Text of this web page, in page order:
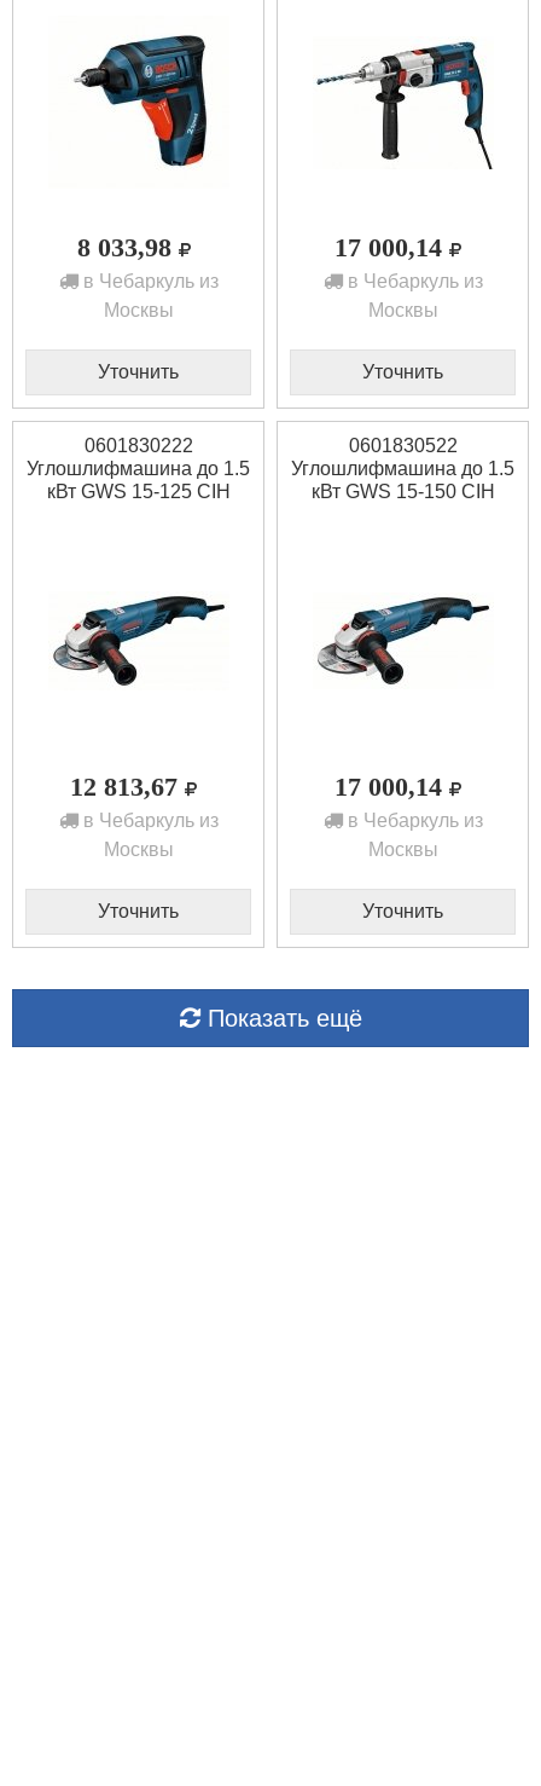
8 033,98
в Чебаркуль из
Москвы
Уточнить
17 000,14
в Чебаркуль из
Москвы
Уточнить
0601830222
Углошлифмашина до 1.5
кВт GWS 15-125 CIH
12 813,67
в Чебаркуль из
Москвы
Уточнить
0601830522
Углошлифмашина до 1.5
кВт GWS 15-150 CIH
17 000,14
в Чебаркуль из
Москвы
Уточнить
Показать ещё